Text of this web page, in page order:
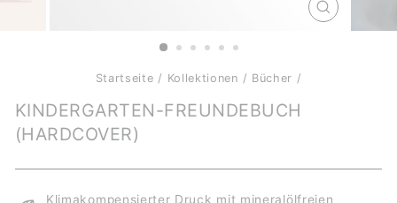
ESC)
Startseite / Kollektionen / Bücher /
KINDERGARTEN-FREUNDEBUCH
(HARDCOVER)
Klimakompensierter Druck mit mineralölfreien